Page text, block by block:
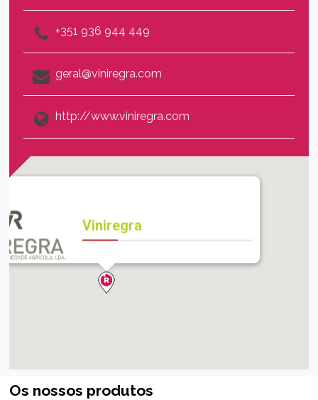
+351 936 944 449
geral@viniregra.com
http://www.viniregra.com
Viniregra
Os nossos produtos